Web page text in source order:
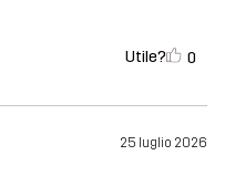
Utile? 0
25 luglio 2026